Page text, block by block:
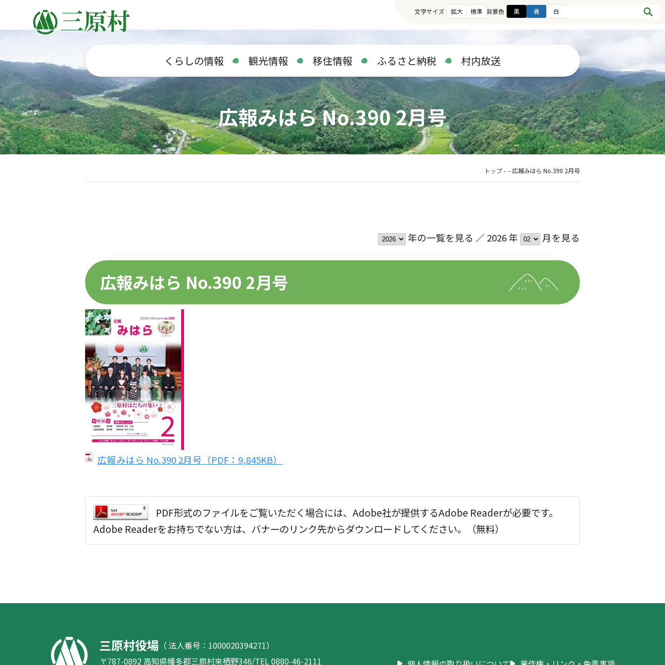
文字サイズ 拡大 標準 背景色 黒 青 白
くらしの情報 観光情報 移住情報 ふるさと納税 村内放送
広報みはら No.390 2月号
トップ- - 広報みはら No.390 2月号
年の一覧を見る ／ 2026 年 月を見る
広報みはら No.390 2月号
広報みはら No.390 2月号（PDF：9,845KB）
PDF形式のファイルをご覧いただく場合には、Adobe社が提供するAdobe Readerが必要です。
Adobe Readerをお持ちでない方は、バナーのリンク先からダウンロードしてください。（無料）
三原村役場 （ 法人番号：1000020394271）
〒787-0892 高知県幡多郡三原村来栖野346/TEL 0880-46-2111